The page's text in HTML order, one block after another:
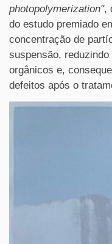
photopolymerization",
do estudo premiado
concentração de
suspensão,
orgânicos e,
defeitos após o